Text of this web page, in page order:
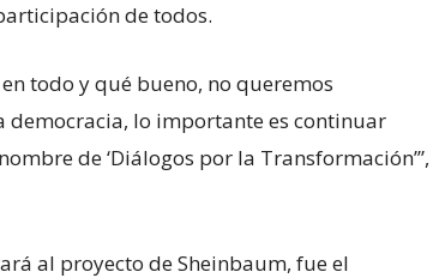
de todos.
todo y qué bueno, no queremos
democracia, lo importante es continuar
de ‘Diálogos por la Transformación’”,
al proyecto de Sheinbaum, fue el